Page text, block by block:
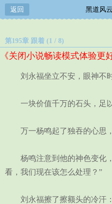
返回 黑道风
第195章 跟着 (1 / 8)
《关闭小说畅读模式体验更好
刘永福坐立不安，眼神不时
一块价值千万的石头，足以
万一杨鸣起了独吞的心思，
杨鸣注意到他的神色变化，
看，我们现在该怎么处理？”
刘永福擦了擦额头的冷汗